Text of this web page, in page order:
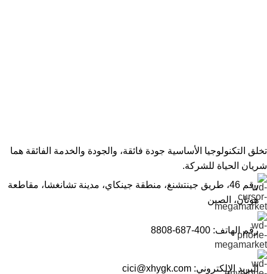
تخلق التكنولوجيا الأساسية جودة فائقة، والجودة والخدمة الفائقة هما
شريان الحياة للشركة.
رقم 46، طريق جينتشنغ، منطقة جينكاي، مدينة تشانغشا، مقاطعة
هونان، الصين
رقم الهاتف: 400-687-8808
البريد الإلكتروني: cici@xhygk.com